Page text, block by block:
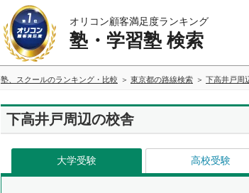
オリコン顧客満足度ランキング
塾・学習塾 検索
塾、スクールのランキング・比較 東京都の路線検索 下高井戸周
下高井戸周辺の校舎
大学受験 高校受験